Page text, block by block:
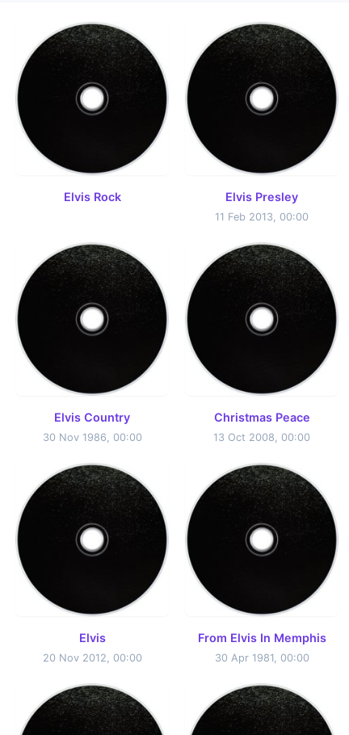
Elvis Rock Elvis Presley
11 Feb 2013, 00:00
Elvis Country
30 Nov 1986, 00:00
Christmas Peace
13 Oct 2008, 00:00
Elvis
20 Nov 2012, 00:00
From Elvis In Memphis
30 Apr 1981, 00:00